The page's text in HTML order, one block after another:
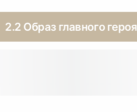
2.2 Образ главного героя